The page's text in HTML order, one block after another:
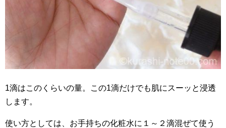
1滴はこのくらいの量。この1滴だけでも肌にスーッと浸透
します。
使い方としては、お手持ちの化粧水に１～２滴混ぜて使う